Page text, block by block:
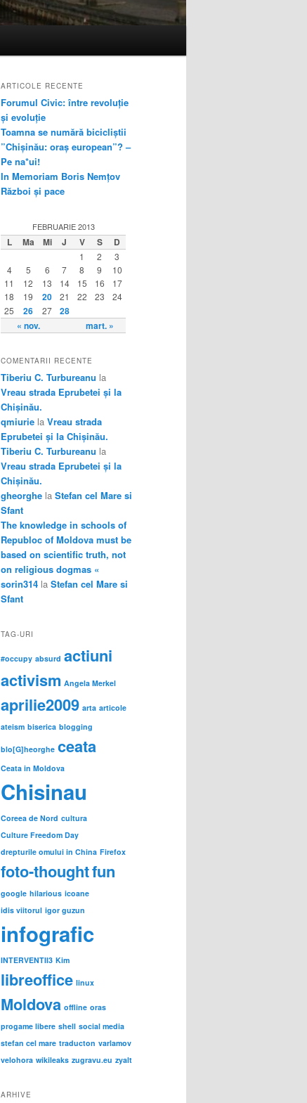
ARTICOLE RECENTE
Forumul Civic: între revoluție
și evoluție
Toamna se numără bicicliștii
”Chișinău: oraș european”? –
Pe na*ui!
In Memoriam Boris Nemțov
Război și pace
FEBRUARIE 2013
L Ma Mi J V S D
« nov. mart. »
1 2
3
4
5 6 7 8 9
10
11
12 13 14 15 16
17
18
19 20 21 22 23
24
25
26 27 28
COMENTARII RECENTE
Tiberiu C. Turbureanu la
Vreau strada Eprubetei și la
Chișinău.
qmiurie la Vreau strada
Eprubetei și la Chișinău.
Tiberiu C. Turbureanu la
Vreau strada Eprubetei și la
Chișinău.
gheorghe la Stefan cel Mare si
Sfant
The knowledge in schools of
Republoc of Moldova must be
based on scientific truth, not
on religious dogmas «
sorin314 la Stefan cel Mare si
Sfant
TAG-URI
#occupy absurd actiuni
activism Angela Merkel
aprilie2009 arta articole
ateism biserica blogging
blo[G]heorghe ceata
Ceata in Moldova
Chisinau
Coreea de Nord cultura
Culture Freedom Day
drepturile omului in China Firefox
foto-thoughtfun
google hilarious icoane
idis viitorul igor guzun
infografic
INTERVENTII3 Kim
libreoffice linux
Moldova offline oras
progame libere shell social media
stefan cel mare traducton varlamov
velohora wikileaks zugravu.eu zyalt
ARHIVE